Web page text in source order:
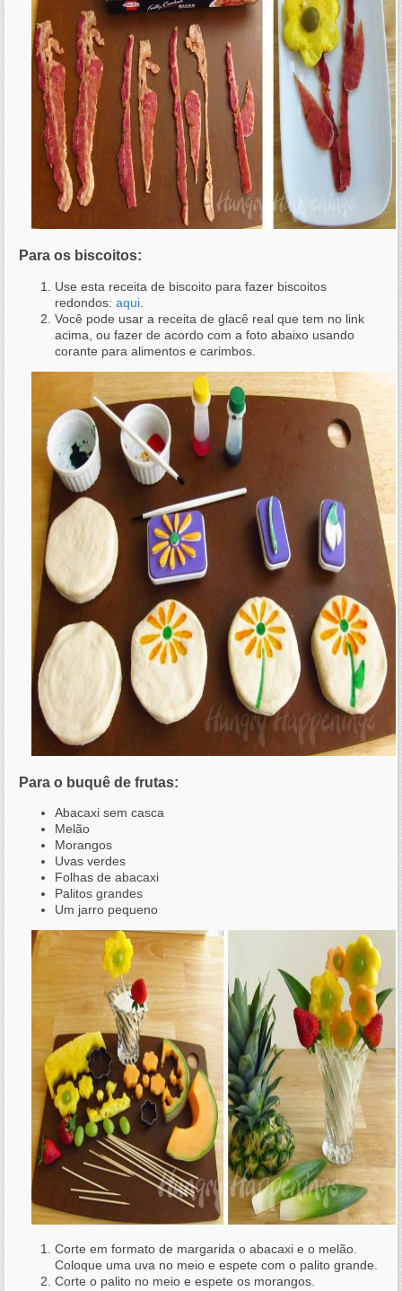
Para os biscoitos:
Use esta receita de biscoito para fazer biscoitos
redondos: aqui
Você pode usar a receita de glacê real que tem no link
acima, ou fazer de acordo com a foto abaixo usando
corante para alimentos e carimbos.
Para o buquê de frutas:
Abacaxi sem casca
Melão
Morangos
Uvas verdes
Folhas de abacaxi
Palitos grandes
Um jarro pequeno
Corte em formato de margarida o abacaxi e o melão.
Coloque uma uva no meio e espete com o palito grande.
Corte o palito no meio e espete os morangos.